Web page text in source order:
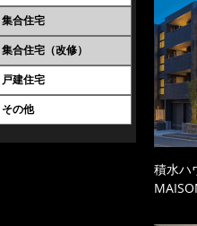
集合住宅
集合住宅（改修）
戸建住宅
その他
積水